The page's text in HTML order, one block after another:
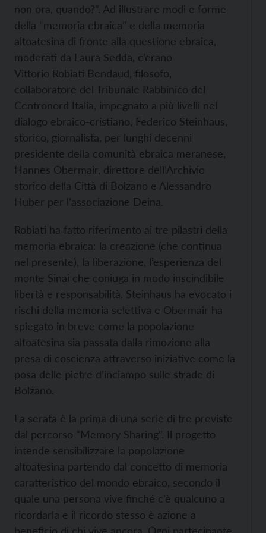
non ora, quando?”. Ad illustrare modi e forme
della “memoria ebraica” e della memoria
altoatesina di fronte alla questione ebraica,
moderati da Laura Sedda, c’erano
Vittorio Robiati Bendaud, filosofo,
collaboratore del Tribunale Rabbinico del
Centronord Italia, impegnato a più livelli nel
dialogo ebraico-cristiano, Federico Steinhaus,
storico, giornalista, per lunghi decenni
presidente della comunità ebraica meranese,
Hannes Obermair, direttore dell’Archivio
storico della Città di Bolzano e Alessandro
Huber per l’associazione Deina.
Robiati ha fatto riferimento ai tre pilastri della
memoria ebraica: la creazione (che continua
nel presente), la liberazione, l’esperienza del
monte Sinai che coniuga in modo inscindibile
libertà e responsabilità. Steinhaus ha evocato i
rischi della memoria selettiva e Obermair ha
spiegato in breve come la popolazione
altoatesina sia passata dalla rimozione alla
presa di coscienza attraverso iniziative come la
posa delle pietre d’inciampo sulle strade di
Bolzano.
La serata è la prima di una serie di tre previste
dal percorso “Memory Sharing”. Il progetto
intende sensibilizzare la popolazione
altoatesina partendo dal concetto di memoria
caratteristico del mondo ebraico, secondo il
quale una persona vive finché c’è qualcuno a
ricordarla e il ricordo stesso è azione a